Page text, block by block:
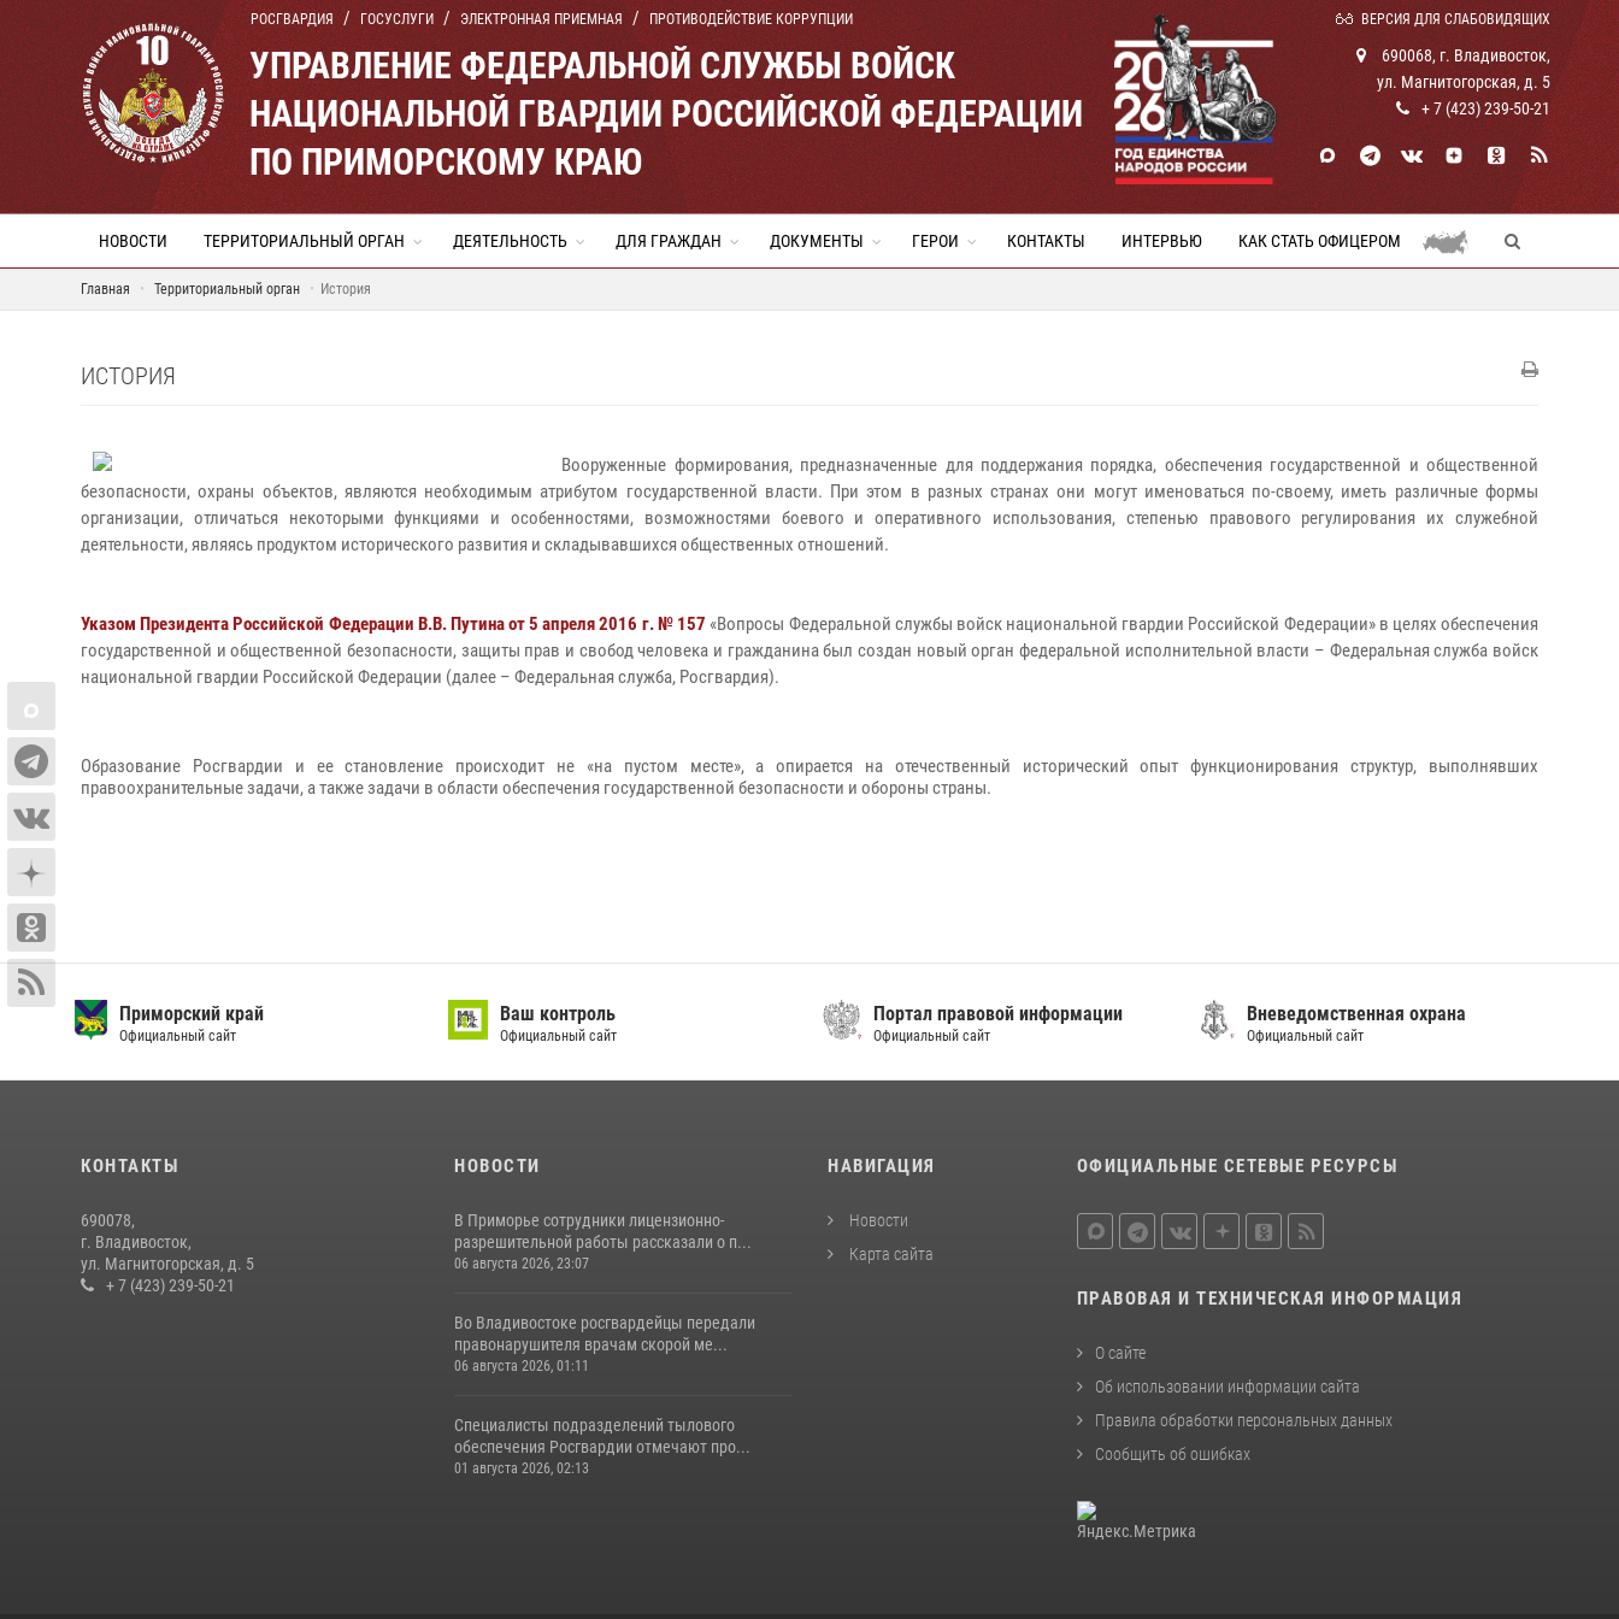
РОСГВАРДИЯ ГОСУСЛУГИ ЭЛЕКТРОННАЯ ПРИЕМНАЯ ПРОТИВОДЕЙСТВИЕ КОРРУПЦИИ ВЕРСИЯ ДЛЯ СЛАБОВИДЯЩИХ
УПРАВЛЕНИЕ ФЕДЕРАЛЬНОЙ СЛУЖБЫ ВОЙСК
НАЦИОНАЛЬНОЙ ГВАРДИИ РОССИЙСКОЙ ФЕДЕРАЦИИ
ПО ПРИМОРСКОМУ КРАЮ
690068, г. Владивосток,
ул. Магнитогорская, д. 5
+ 7 (423) 239-50-21
НОВОСТИ ТЕРРИТОРИАЛЬНЫЙ ОРГАН ДЕЯТЕЛЬНОСТЬ ДЛЯ ГРАЖДАН ДОКУМЕНТЫ ГЕРОИ КОНТАКТЫ ИНТЕРВЬЮ КАК СТАТЬ ОФИЦЕРОМ
Главная Территориальный орган История
ИСТОРИЯ
Вооруженные формирования, предназначенные для поддержания порядка, обеспечения государственной и общественной
безопасности, охраны объектов, являются необходимым атрибутом государственной власти. При этом в разных странах они могут именоваться по-своему, иметь различные формы
организации, отличаться некоторыми функциями и особенностями, возможностями боевого и оперативного использования, степенью правового регулирования их служебной
деятельности, являясь продуктом исторического развития и складывавшихся общественных отношений.
Указом Президента Российской Федерации В.В. Путина от 5 апреля 2016 г. № 157 «Вопросы Федеральной службы войск национальной гвардии Российской Федерации» в целях обеспечения
государственной и общественной безопасности, защиты прав и свобод человека и гражданина был создан новый орган федеральной исполнительной власти – Федеральная служба войск
национальной гвардии Российской Федерации (далее – Федеральная служба, Росгвардия).
Образование Росгвардии и ее становление происходит не «на пустом месте», а опирается на отечественный исторический опыт функционирования структур, выполнявших
правоохранительные задачи, а также задачи в области обеспечения государственной безопасности и обороны страны.
Приморский край
Официальный сайт
Ваш контроль
Официальный сайт
Портал правовой информации
Официальный сайт
Вневедомственная охрана
Официальный сайт
КОНТАКТЫ
690078,
г. Владивосток,
ул. Магнитогорская, д. 5
+ 7 (423) 239-50-21
НОВОСТИ
В Приморье сотрудники лицензионно-
разрешительной работы рассказали о п...
06 августа 2026, 23:07
Во Владивостоке росгвардейцы передали
правонарушителя врачам скорой ме...
06 августа 2026, 01:11
Специалисты подразделений тылового
обеспечения Росгвардии отмечают про...
01 августа 2026, 02:13
НАВИГАЦИЯ
Новости
Карта сайта
ОФИЦИАЛЬНЫЕ СЕТЕВЫЕ РЕСУРСЫ
ПРАВОВАЯ И ТЕХНИЧЕСКАЯ ИНФОРМАЦИЯ
О сайте
Об использовании информации сайта
Правила обработки персональных данных
Сообщить об ошибках